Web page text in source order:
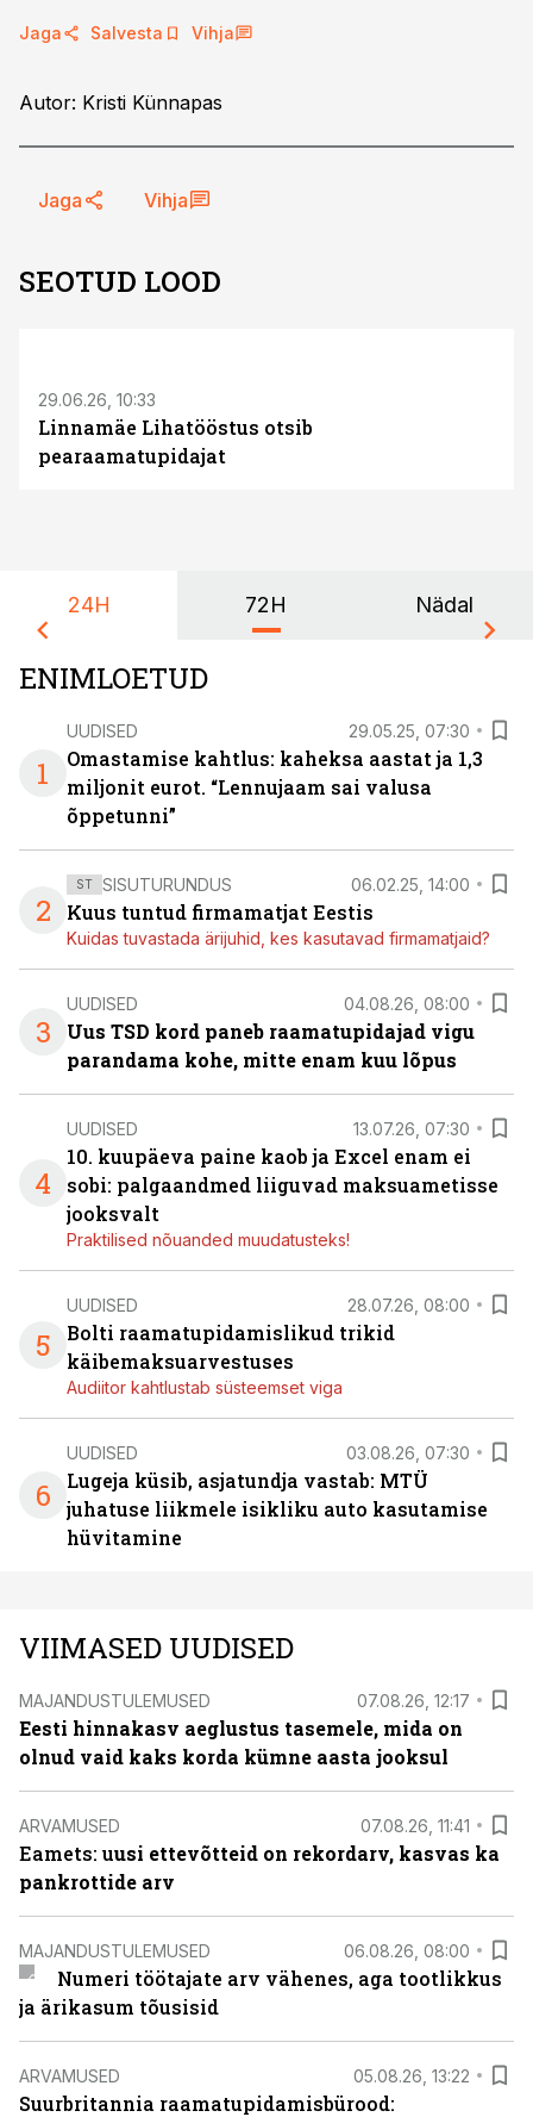
Jaga Salvesta Vihja
Autor: Kristi Künnapas
Jaga Vihja
SEOTUD LOOD
29.06.26, 10:33
Linnamäe Lihatööstus otsib
pearaamatupidajat
24H 72H Nädal
ENIMLOETUD
1
UUDISED 29.05.25, 07:30
Omastamise kahtlus: kaheksa aastat ja 1,3
miljonit eurot. “Lennujaam sai valusa
õppetunni”
2
ST SISUTURUNDUS 06.02.25, 14:00
Kuus tuntud firmamatjat Eestis
Kuidas tuvastada ärijuhid, kes kasutavad firmamatjaid?
3
UUDISED 04.08.26, 08:00
Uus TSD kord paneb raamatupidajad vigu
parandama kohe, mitte enam kuu lõpus
4
UUDISED 13.07.26, 07:30
10. kuupäeva paine kaob ja Excel enam ei
sobi: palgaandmed liiguvad maksuametisse
jooksvalt
Praktilised nõuanded muudatusteks!
5
UUDISED 28.07.26, 08:00
Bolti raamatupidamislikud trikid
käibemaksuarvestuses
Audiitor kahtlustab süsteemset viga
6
UUDISED 03.08.26, 07:30
Lugeja küsib, asjatundja vastab: MTÜ
juhatuse liikmele isikliku auto kasutamise
hüvitamine
VIIMASED UUDISED
MAJANDUSTULEMUSED 07.08.26, 12:17
Eesti hinnakasv aeglustus tasemele, mida on
olnud vaid kaks korda kümne aasta jooksul
ARVAMUSED 07.08.26, 11:41
Eamets: uusi ettevõtteid on rekordarv, kasvas ka
pankrottide arv
MAJANDUSTULEMUSED 06.08.26, 08:00
Numeri töötajate arv vähenes, aga tootlikkus
ja ärikasum tõusisid
ARVAMUSED 05.08.26, 13:22
Suurbritannia raamatupidamisbürood: